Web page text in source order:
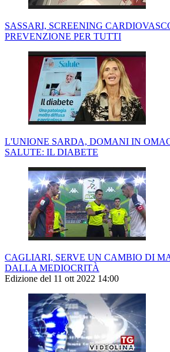
SASSARI, SCREENING
PREVENZIONE PER TUTTI
L'UNIONE SARDA, DOMANI IN
SALUTE: IL DIABETE
CAGLIARI, SERVE UN CAMBIO DI
DALLA MEDIOCRITÀ
Edizione del 11 ott 2022 14:00